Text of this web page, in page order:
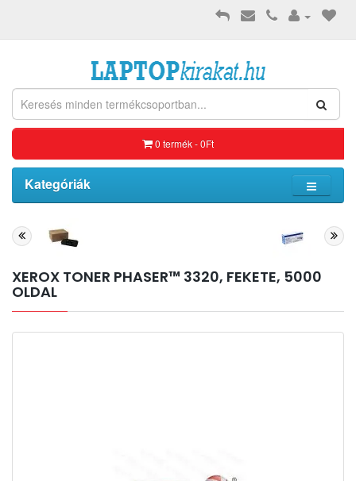
0 termék - 0Ft
Kategóriák
XEROX TONER PHASER™ 3320, FEKETE, 5000
OLDAL